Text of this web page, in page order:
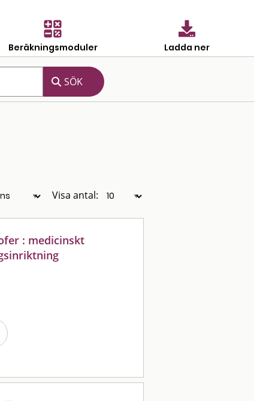
Beräkningsmoduler Ladda ner
Visa antal:
: medicinskt